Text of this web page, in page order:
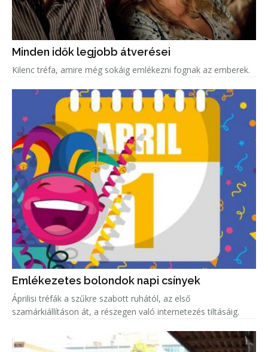
Minden idők legjobb átverései
Kilenc tréfa, amire még sokáig emlékezni fognak az emberek.
Emlékezetes bolondok napi csínyek
Áprilisi tréfák a szűkre szabott ruhától, az első
szamárkiállításon át, a részegen való internetezés tiltásáig.